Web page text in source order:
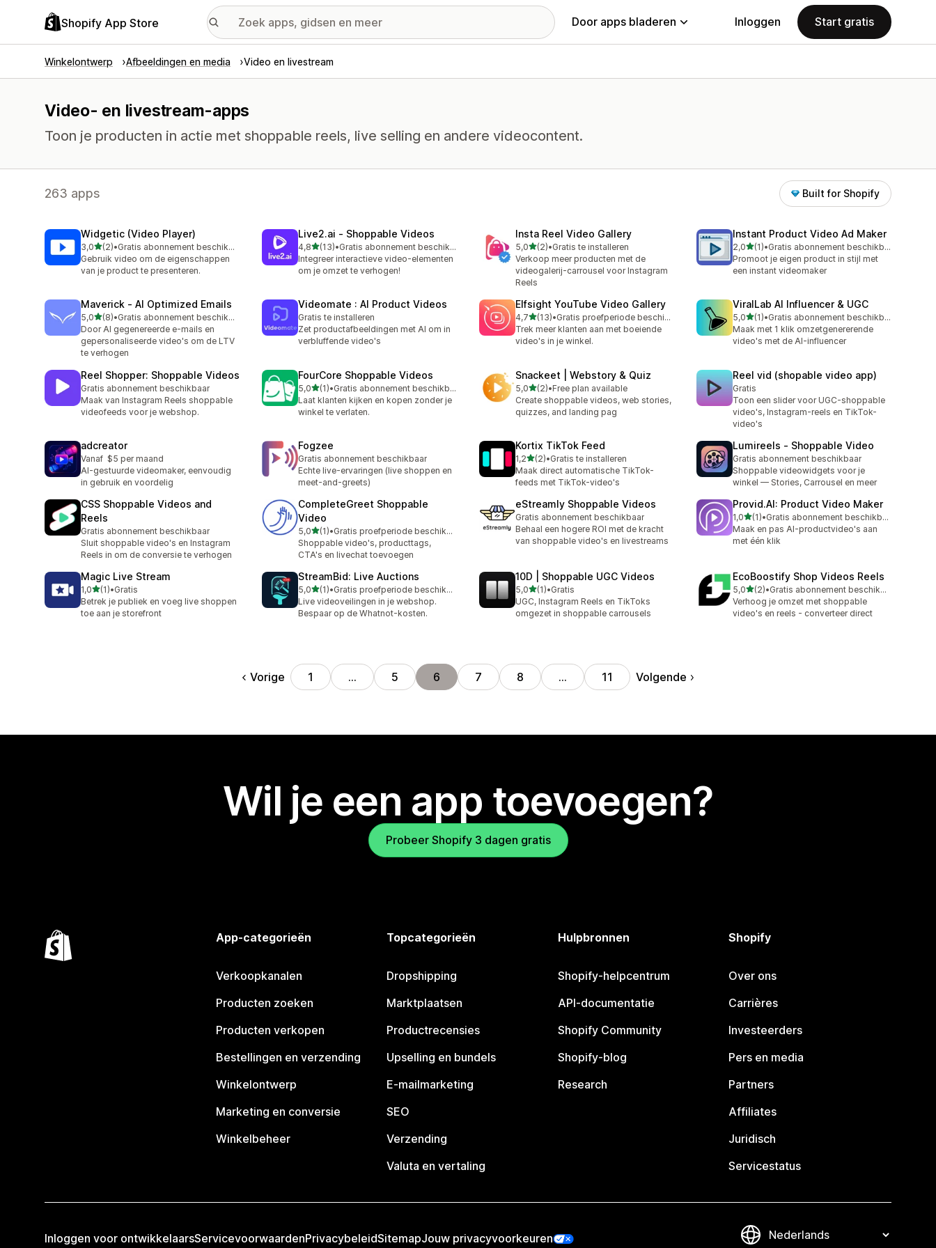
Shopify App Store Door apps bladeren Inloggen Start gratis
Winkelontwerp Afbeeldingen en media Video en livestream
Video- en livestream-apps
Toon je producten in actie met shoppable reels, live selling en andere videocontent.
263 apps Built for Shopify
Widgetic (Video Player)
3,0van 5 sterren
(2)
2 recensies in totaal
•
Gratis abonnement beschikbaar
Gebruik video om de eigenschappen
van je product te presenteren.
Live2.ai ‑ Shoppable Videos
4,8van 5 sterren
(13)
13 recensies in totaal
•
Gratis abonnement beschikbaar
Integreer interactieve video-elementen
om je omzet te verhogen!
Insta Reel Video Gallery
5,0van 5 sterren
(2)
2 recensies in totaal
•Gratis te installeren
Verkoop meer producten met de
videogalerij-carrousel voor Instagram
Reels
Instant Product Video Ad Maker
2,0van 5 sterren
(1)
1 recensies in totaal
•
Gratis abonnement beschikbaar
Promoot je eigen product in stijl met
een instant videomaker
Maverick ‑ AI Optimized Emails
5,0van 5 sterren
(8)
8 recensies in totaal
•
Gratis abonnement beschikbaar
Door AI gegenereerde e-mails en
gepersonaliseerde video's om de LTV
te verhogen
Videomate : AI Product Videos
Gratis te installeren
Zet productafbeeldingen met AI om in
verbluffende video's
Elfsight YouTube Video Gallery
4,7van 5 sterren
(13)
13 recensies in totaal
•
Gratis proefperiode beschikbaar
Trek meer klanten aan met boeiende
video's in je winkel.
ViralLab AI Influencer & UGC
5,0van 5 sterren
(1)
1 recensies in totaal
•
Gratis abonnement beschikbaar
Maak met 1 klik omzetgenererende
video's met de AI-influencer
Reel Shopper: Shoppable Videos
Gratis abonnement beschikbaar
Maak van Instagram Reels shoppable
videofeeds voor je webshop.
FourCore Shoppable Videos
5,0van 5 sterren
(1)
1 recensies in totaal
•
Gratis abonnement beschikbaar
Laat klanten kijken en kopen zonder je
winkel te verlaten.
Snackeet | Webstory & Quiz
5,0van 5 sterren
(2)
2 recensies in totaal
•Free plan available
Create shoppable videos, web stories,
quizzes, and landing pag
Reel vid (shopable video app)
Gratis
Toon een slider voor UGC-shoppable
video's, Instagram-reels en TikTok-
video's
adcreator
Vanaf $5 per maand
AI-gestuurde videomaker, eenvoudig
in gebruik en voordelig
Fogzee
Gratis abonnement beschikbaar
Echte live-ervaringen (live shoppen en
meet-and-greets)
Kortix TikTok Feed
1,2van 5 sterren
(2)
2 recensies in totaal
•Gratis te installeren
Maak direct automatische TikTok-
feeds met TikTok-video's
Lumireels ‑ Shoppable Video
Gratis abonnement beschikbaar
Shoppable videowidgets voor je
winkel — Stories, Carrousel en meer
CSS Shoppable Videos and
Reels
Gratis abonnement beschikbaar
Sluit shoppable video's en Instagram
Reels in om de conversie te verhogen
CompleteGreet Shoppable
Video
5,0van 5 sterren
(1)
1 recensies in totaal
•
Gratis proefperiode beschikbaar
Shoppable video's, producttags,
CTA's en livechat toevoegen
eStreamly Shoppable Videos
Gratis abonnement beschikbaar
Behaal een hogere ROI met de kracht
van shoppable video's en livestreams
Provid.AI: Product Video Maker
1,0van 5 sterren
(1)
1 recensies in totaal
•
Gratis abonnement beschikbaar
Maak en pas AI-productvideo's aan
met één klik
Magic Live Stream
1,0van 5 sterren
(1)
1 recensies in totaal
•Gratis
Betrek je publiek en voeg live shoppen
toe aan je storefront
StreamBid: Live Auctions
5,0van 5 sterren
(1)
1 recensies in totaal
•
Gratis proefperiode beschikbaar
Live videoveilingen in je webshop.
Bespaar op de Whatnot-kosten.
10D | Shoppable UGC Videos
5,0van 5 sterren
(1)
1 recensies in totaal
•Gratis
UGC, Instagram Reels en TikToks
omgezet in shoppable carrousels
EcoBoostify Shop Videos Reels
5,0van 5 sterren
(2)
2 recensies in totaal
•
Gratis abonnement beschikbaar
Verhoog je omzet met shoppable
video's en reels - converteer direct
Vorige 1 … 5 6 7 8 … 11 Volgende
Wil je een app toevoegen?
Probeer Shopify 3 dagen gratis
App-categorieën
Verkoopkanalen
Producten zoeken
Producten verkopen
Bestellingen en verzending
Winkelontwerp
Marketing en conversie
Winkelbeheer
Topcategorieën
Dropshipping
Marktplaatsen
Productrecensies
Upselling en bundels
E-mailmarketing
SEO
Verzending
Valuta en vertaling
Hulpbronnen
Shopify-helpcentrum
API-documentatie
Shopify Community
Shopify-blog
Research
Shopify
Over ons
Carrières
Investeerders
Pers en media
Partners
Affiliates
Juridisch
Servicestatus
Inloggen voor ontwikkelaarsServicevoorwaardenPrivacybeleidSitemapJouw privacyvoorkeuren